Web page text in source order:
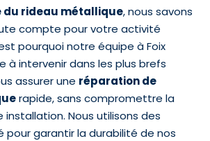
du rideau métallique, nous savons
compte pour votre activité
pourquoi notre équipe à Foix
à intervenir dans les plus brefs
assurer une réparation de
rapide, sans compromettre la
Nous utilisons des
pour garantir la durabilité de nos